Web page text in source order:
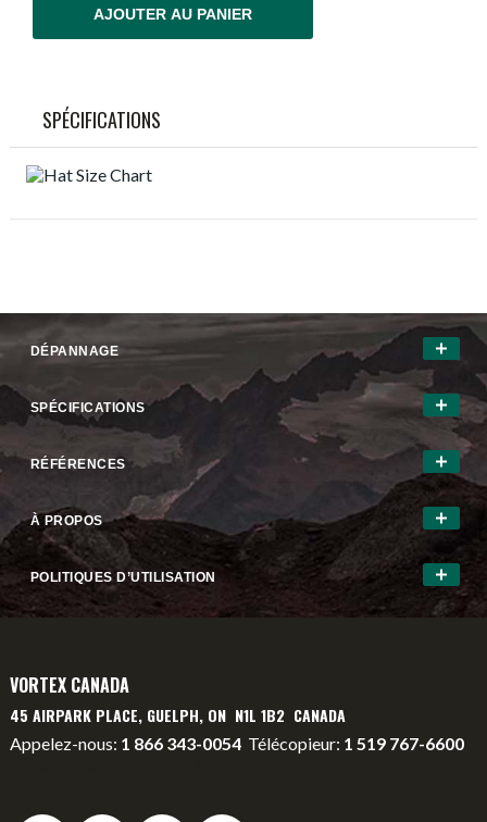
AJOUTER AU PANIER
SPÉCIFICATIONS
DÉPANNAGE
SPÉCIFICATIONS
RÉFÉRENCES
À PROPOS
POLITIQUES D’UTILISATION
VORTEX CANADA
45 AIRPARK PLACE, GUELPH, ON N1L 1B2 CANADA
Appelez-nous: 1 866 343-0054 Télécopieur: 1 519 767-6600